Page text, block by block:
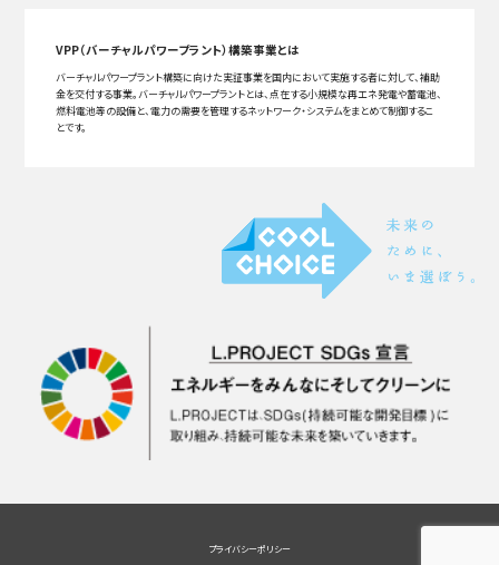
VPP（バーチャルパワープラント）構築事業とは
バーチャルパワープラント構築に向けた実証事業を国内において実施する者に対して、補助
金を交付する事業。バーチャルパワープラントとは、点在する小規模な再エネ発電や蓄電池、
燃料電池等の設備と、電力の需要を管理するネットワーク・システムをまとめて制御するこ
とです。
プライバシーポリシー